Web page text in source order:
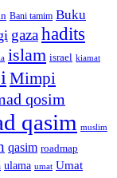
Bani tamim Buku
gazahadits
islam israel kiamat
Mimpi
qosim
qasim muslim
qasim roadmap
ulama umat Umat